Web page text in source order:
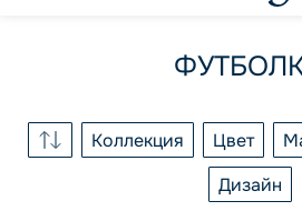
Коллекция Цвет
Дизайн